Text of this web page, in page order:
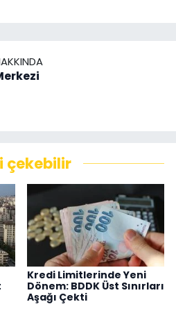
çekebilir
Kredi Limitlerinde Yeni
Dönem: BDDK Üst Sınırları
Aşağı Çekti